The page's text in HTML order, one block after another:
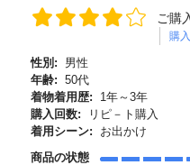
ご購
購
性別:
男性
年齢: 50代
着物着用歴:
1年～3年
購入回数:
リピ－ト購入
着用シーン:
お出かけ
商品の状態